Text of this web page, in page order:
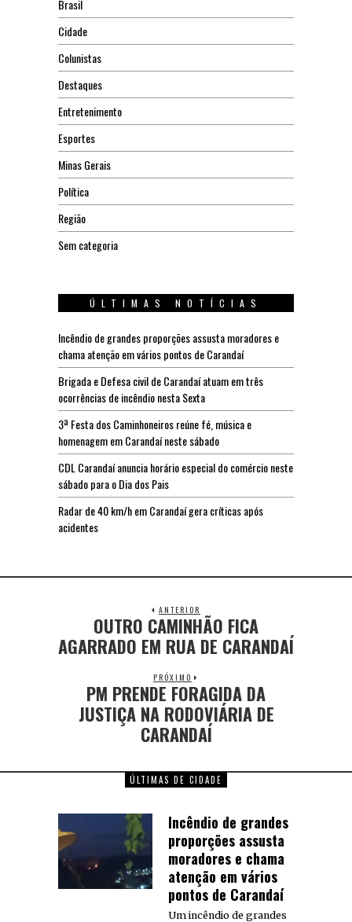
Brasil
Cidade
Colunistas
Destaques
Entretenimento
Esportes
Minas Gerais
Política
Região
Sem categoria
ÚLTIMAS NOTÍCIAS
Incêndio de grandes proporções assusta moradores e
chama atenção em vários pontos de Carandaí
Brigada e Defesa civil de Carandaí atuam em três
ocorrências de incêndio nesta Sexta
3ª Festa dos Caminhoneiros reúne fé, música e
homenagem em Carandaí neste sábado
CDL Carandaí anuncia horário especial do comércio neste
sábado para o Dia dos Pais
Radar de 40 km/h em Carandaí gera críticas após
acidentes
ANTERIOR
OUTRO CAMINHÃO FICA
AGARRADO EM RUA DE CARANDAÍ
PRÓXIMO
PM PRENDE FORAGIDA DA
JUSTIÇA NA RODOVIÁRIA DE
CARANDAÍ
ÚLTIMAS DE CIDADE
Incêndio de grandes
proporções assusta
moradores e chama
atenção em vários
pontos de Carandaí
Um incêndio de grandes